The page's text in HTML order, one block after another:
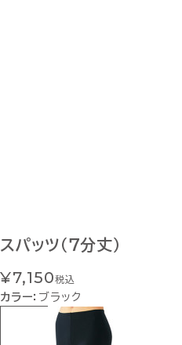
スパッツ（７分丈）
¥7,150税込
カラー： ブラック